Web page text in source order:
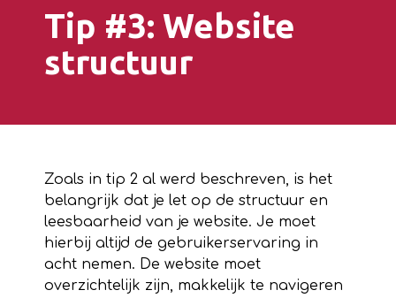
Tip #3: Website
structuur
Zoals in tip 2 al werd beschreven, is het
belangrijk dat je let op de structuur en
leesbaarheid van je website. Je moet
hierbij altijd de gebruikerservaring in
acht nemen. De website moet
overzichtelijk zijn, makkelijk te navigeren